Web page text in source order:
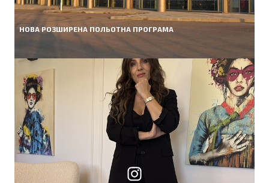
НОВА РОЗШИРЕНА ПОЛЬОТНА ПРОГРАМА